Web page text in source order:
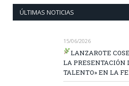
ÚLTIMAS NOTICIAS
15/06/2026
LANZAROTE
LA PRESENTACIÓN
TALENTO» EN LA